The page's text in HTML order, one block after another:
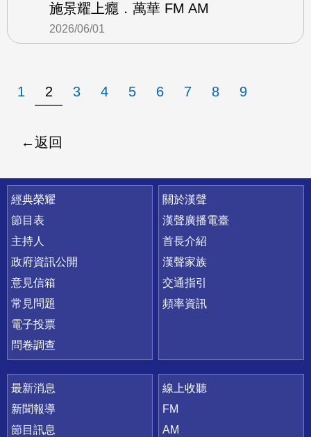
施景耀上癮．萬華 FM AM
2026/06/01
1 2 3 4 5 6 7 8 9
返回
快速連結
經典榮耀
節目表
主持人
政府資訊公開
意見信箱
常見問題
電子投票
問卷調查
關於漢聲
漢聲廣播電臺
首長介紹
漢聲家族
交通指引
頻率資訊
最新消息
新聞報導
節目訊息
線上收聽
FM
AM